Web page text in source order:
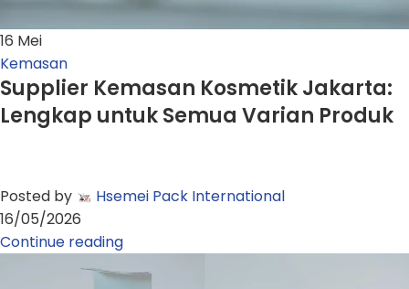
16 Mei
Kemasan
Supplier Kemasan Kosmetik Jakarta:
Lengkap untuk Semua Varian Produk
Posted by
Hsemei Pack International
16/05/2026
Continue reading